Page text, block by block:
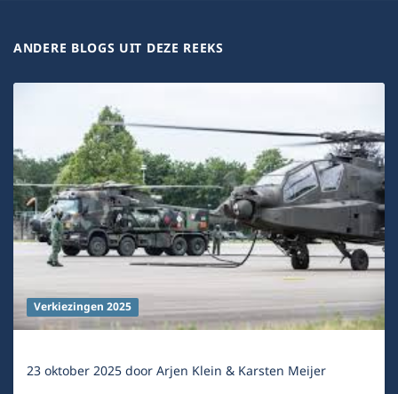
ANDERE BLOGS UIT DEZE REEKS
Verkiezingen 2025
23 oktober 2025doorArjen Klein & Karsten Meijer